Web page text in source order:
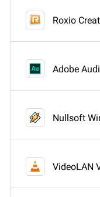
Roxio
Adobe
Nullsoft
VideoLAN